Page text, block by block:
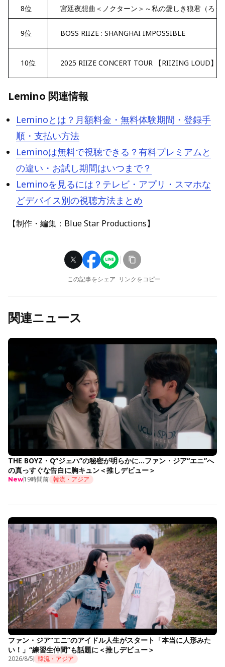
8位 宮廷夜想曲＜ノクターン＞～私の愛しき狼君（ろう
9位 BOSS RIIZE : SHANGHAI IMPOSSIBLE
10位 2025 RIIZE CONCERT TOUR 【RIIZING LOUD】
Lemino 関連情報
Leminoとは？月額料金・無料体験期間・登録手
順・支払い方法
Leminoは無料で視聴できる？有料プレミアムと
の違い・お試し期間はいつまで？
Leminoを見るには？テレビ・アプリ・スマホな
どデバイス別の視聴方法まとめ
【制作・編集：Blue Star Productions】
この記事をシェア リンクをコピー
関連ニュース
THE BOYZ・Q“ジェハ”の秘密が明らかに…ファン・ジア“エニ”へ
の真っすぐな告白に胸キュン＜推しデビュー＞
New19時間前 韓流・アジア
ファン・ジア“エニ”のアイドル人生がスタート「本当に人形みた
い！」“練習生仲間”も話題に＜推しデビュー＞
2026/8/5 韓流・アジア